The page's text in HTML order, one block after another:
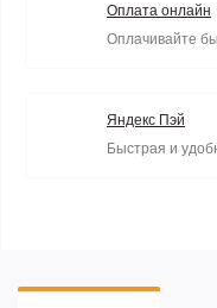
Оплата онлайн
Оплачивайте
Яндекс Пэй
Быстрая и